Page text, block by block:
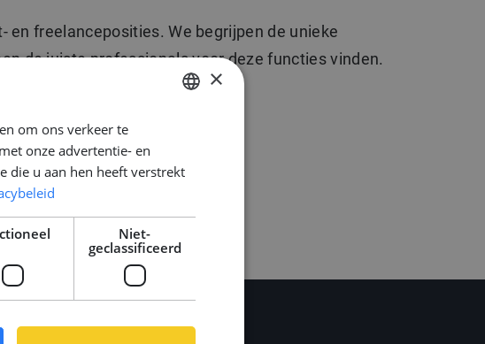
freelanceposities. We begrijpen de unieke
de juiste professionals voor deze functies vinden.
×
om ons verkeer te
onze advertentie- en
die u aan hen heeft verstrekt
Niet-
geclassificeerd